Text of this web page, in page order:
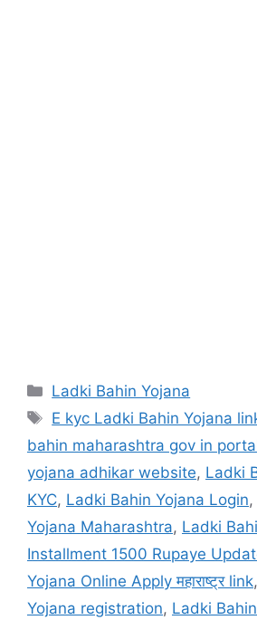
Categories
Ladki Bahin Yojana
Tags
E kyc Ladki Bahin Yojana
bahin maharashtra gov in
yojana adhikar website, Ladki
KYC, Ladki Bahin Yojana Login,
Yojana Maharashtra, Ladki
Installment 1500 Rupaye
Yojana Online Apply महाराष्ट्र link,
Yojana registration, Ladki